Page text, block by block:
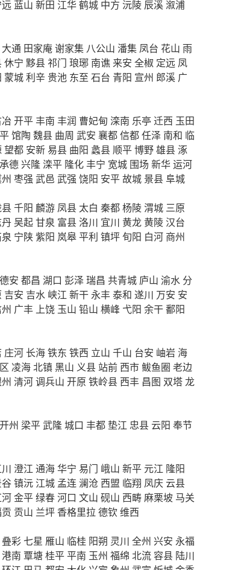
蓝山 新田 江华鹤城 中方 沅陵 辰溪 溆浦
大通 田家庵谢家集 八公山 潘集 凤台 花山 雨
休宁 黟县祁门 琅琊 南谯 来安 全椒 定远 凤
蒙城利辛 贵池 东至 石台 青阳 宣州 郎溪 广
开平丰南 丰润 曹妃甸 滦南 乐亭 迁西 玉田
馆陶 魏县 曲周 武安 襄都信都任泽 南和 临
望都 安新易县 曲阳 蠡县 顺平博野雄县涿
承德兴隆 滦平 隆化丰宁 宽城 围场 新华运河
枣强 武邑 武强 饶阳 安平故城 景县阜城
千阳 麟游 凤县 太白 秦都杨陵渭城 三原
吴起甘泉 富县洛川 宜川 黄龙黄陵汉台
宁陕紫阳 岚皋平利 镇坪旬阳 白河 商州
德安 都昌 湖口 彭泽瑞昌 共青城 庐山 渝水 分
吉安 吉水 峡江 新干 永丰泰和 遂川 万安 安
广丰 上饶 玉山 铅山 横峰 弋阳 余干鄱阳
庄河 长海铁东 铁西 立山 千山 台安 岫岩 海
凌海北镇黑山 义县 站前 西市 鲅鱼圈 老边
清河调兵山 开原 铁岭县 西丰 昌图 双塔龙
开州 梁平武隆城口 丰都 垫江 忠县 云阳 奉节
澄江 通海华宁 易门 峨山 新平 元江 隆阳
镇沅 江城 孟连 澜沧 西盟 临翔 凤庆 云县
金平绿春河口 文山 砚山 西畴麻栗坡 马关
贡山 兰坪 香格里拉 德钦维西
叠彩七星 雁山 临桂 阳朔 灵川 全州 兴安 永福
港南 覃塘桂平平南 玉州 福绵 北流 容县 陆川